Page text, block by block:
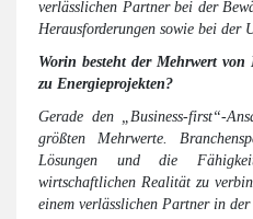
verlässlichen Partner bei der
Herausforderungen sowie bei der
Worin besteht der Mehrwert
zu Energieprojekten?
Gerade den „Business-first“-
größten Mehrwerte.
Lösungen und die
wirtschaftlichen Realität zu
einem verlässlichen Partner in der